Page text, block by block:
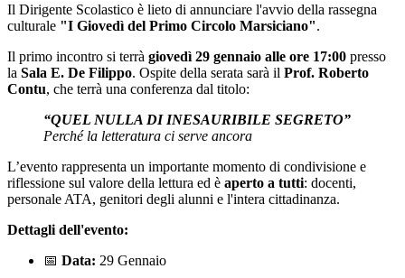
Il Dirigente Scolastico è lieto di annunciare l'avvio della rassegna
culturale "I Giovedì del Primo Circolo Marsiciano".
Il primo incontro si terrà giovedì 29 gennaio alle ore 17:00 presso
la Sala E. De Filippo. Ospite della serata sarà il Prof. Roberto
Contu, che terrà una conferenza dal titolo:
“QUEL NULLA DI INESAURIBILE SEGRETO”
Perché la letteratura ci serve ancora
L’evento rappresenta un importante momento di condivisione e
riflessione sul valore della lettura ed è aperto a tutti: docenti,
personale ATA, genitori degli alunni e l'intera cittadinanza.
Dettagli dell'evento:
📅 Data: 29 Gennaio